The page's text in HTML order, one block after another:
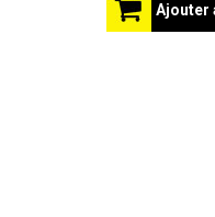
Ajouter